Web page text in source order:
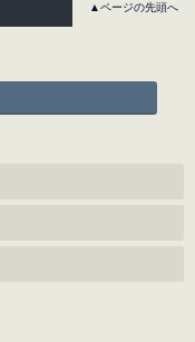
▲ページの先頭へ